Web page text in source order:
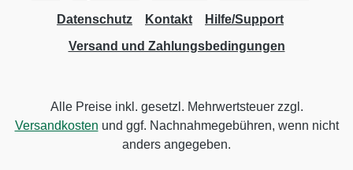
Datenschutz
Kontakt
Hilfe/Support
Versand und Zahlungsbedingungen
Alle Preise inkl. gesetzl. Mehrwertsteuer zzgl.
Versandkosten und ggf. Nachnahmegebühren, wenn nicht
anders angegeben.